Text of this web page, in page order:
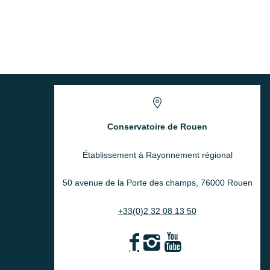
Conservatoire de Rouen
Établissement à Rayonnement régional
50 avenue de la Porte des champs, 76000 Rouen
+33(0)2 32 08 13 50